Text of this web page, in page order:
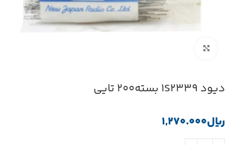
دیود 1S2339 بسته200 تایی
﷼